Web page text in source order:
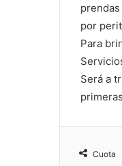
por
Para
Será a
Cuota